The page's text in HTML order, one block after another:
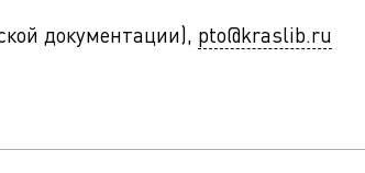
документации), pto@kraslib.ru